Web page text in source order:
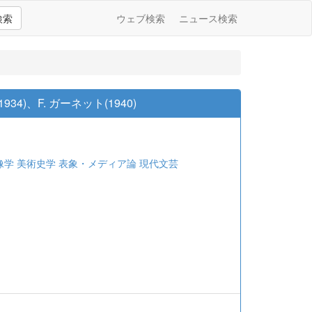
索 ウェブ検索 ニュース検索
、F. ガーネット(1940)
美術史学 表象・メディア論 現代文芸